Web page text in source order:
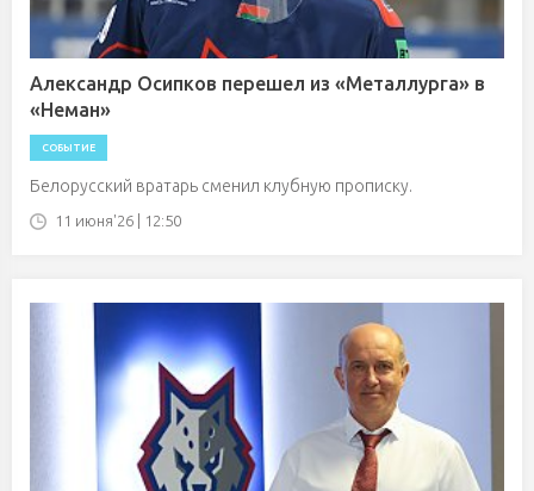
Александр Осипков перешел из «Металлурга» в
«Неман»
СОБЫТИЕ
Белорусский вратарь сменил клубную прописку.
11 июня'26 | 12:50